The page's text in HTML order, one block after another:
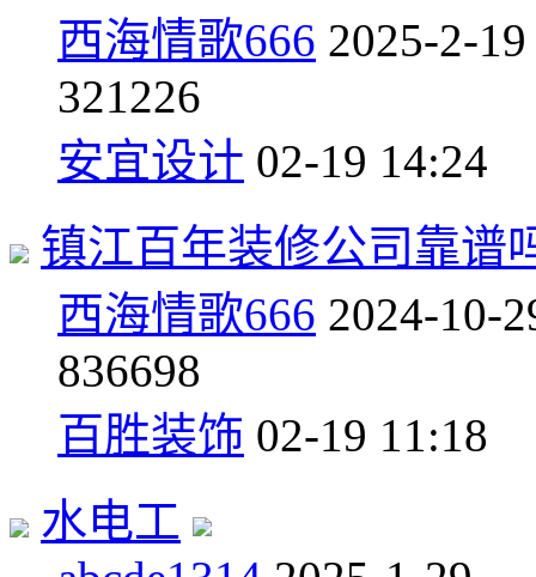
西海情歌666 2025-2-19
321226
安宜设计 02-19 14:24
镇江百年装修公司靠谱
西海情歌666 2024-10-
836698
百胜装饰 02-19 11:18
水电工